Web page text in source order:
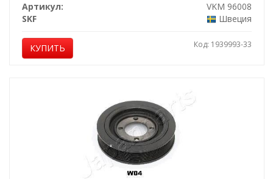
Артикул:
VKM 96008
SKF
Швеция
КУПИТЬ Код: 1939993-33